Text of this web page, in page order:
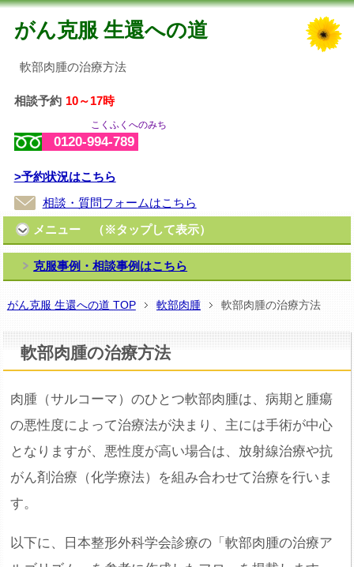
がん克服 生還への道
軟部肉腫の治療方法
相談予約 10～17時
こくふくへのみち
0120-994-789
>予約状況はこちら
相談・質問フォームはこちら
メニュー （※タップして表示）
克服事例・相談事例はこちら
がん克服 生還への道 TOP 軟部肉腫 軟部肉腫の治療方法
軟部肉腫の治療方法
肉腫（サルコーマ）のひとつ軟部肉腫は、病期と腫瘍
の悪性度によって治療法が決まり、主には手術が中心
となりますが、悪性度が高い場合は、放射線治療や抗
がん剤治療（化学療法）を組み合わせて治療を行いま
す。
以下に、日本整形外科学会診療の「軟部肉腫の治療ア